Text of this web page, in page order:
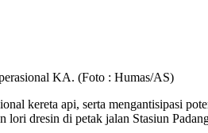
KA. (Foto : Humas/AS)
kereta api, serta mengantisipasi
dresin di petak jalan Stasiun